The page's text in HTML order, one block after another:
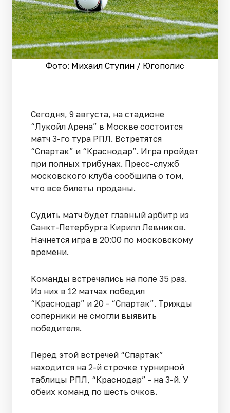
Фото: Михаил Ступин / Югополис
Сегодня, 9 августа, на стадионе
“Лукойл Арена” в Москве состоится
матч 3-го тура РПЛ. Встретятся
“Спартак” и “Краснодар”. Игра пройдет
при полных трибунах. Пресс-служб
московского клуба сообщила о том,
что все билеты проданы.
Судить матч будет главный арбитр из
Санкт-Петербурга Кирилл Левников.
Начнется игра в 20:00 по московскому
времени.
Команды встречались на поле 35 раз.
Из них в 12 матчах победил
“Краснодар” и 20 - “Спартак”. Трижды
соперники не смогли выявить
победителя.
Перед этой встречей “Спартак”
находится на 2-й строчке турнирной
таблицы РПЛ, “Краснодар” - на 3-й. У
обеих команд по шесть очков.